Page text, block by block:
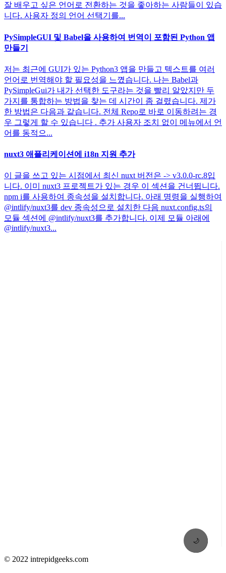
🌙
잘 배우고 싶은 언어로 전환하는 것을 좋아하는 사람들이 있습
니다. 사용자 정의 언어 선택기를...
PySimpleGUI 및 Babel을 사용하여 번역이 포함된 Python 앱
만들기
저는 최근에 GUI가 있는 Python3 앱을 만들고 텍스트를 여러
언어로 번역해야 할 필요성을 느꼈습니다. 나는 Babel과
PySimpleGui가 내가 선택한 도구라는 것을 빨리 알았지만 두
가지를 통합하는 방법을 찾는 데 시간이 좀 걸렸습니다. 제가
한 방법은 다음과 같습니다. 전체 Repo로 바로 이동하려는 경
우 그렇게 할 수 있습니다 . 추가 사용자 조치 없이 메뉴에서 언
어를 동적으...
nuxt3 애플리케이션에 i18n 지원 추가
이 글을 쓰고 있는 시점에서 최신 nuxt 버전은 -> v3.0.0-rc.8입
니다. 이미 nuxt3 프로젝트가 있는 경우 이 섹션을 건너뜁니다.
npm i를 사용하여 종속성을 설치합니다. 아래 명령을 실행하여
@intlify/nuxt3를 dev 종속성으로 설치한 다음 nuxt.config.ts의
모듈 섹션에 @intlify/nuxt3를 추가합니다. 이제 모듈 아래에
@intlify/nuxt3...
© 2022 intrepidgeeks.com